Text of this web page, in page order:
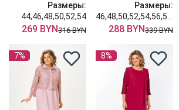
Размеры:
44,46,48,50,52,54
269 BYN316 BYN
Размеры:
288 BYN339 BYN
7% 8%